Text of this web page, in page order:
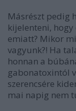
Másrészt pedig
kijelenteni,
emiatt? Mikor
vagyunk?! Ha
honnan a
gabonatoxintól
szerencsére
mai napig nem